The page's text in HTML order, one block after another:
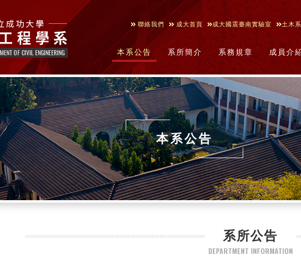
聯絡我們 成大首頁 成大國震臺南實驗室 土木
本系公告 系所簡介 系務規章 成員介
本系公告
系所公告
DEPARTMENT INFORMATION